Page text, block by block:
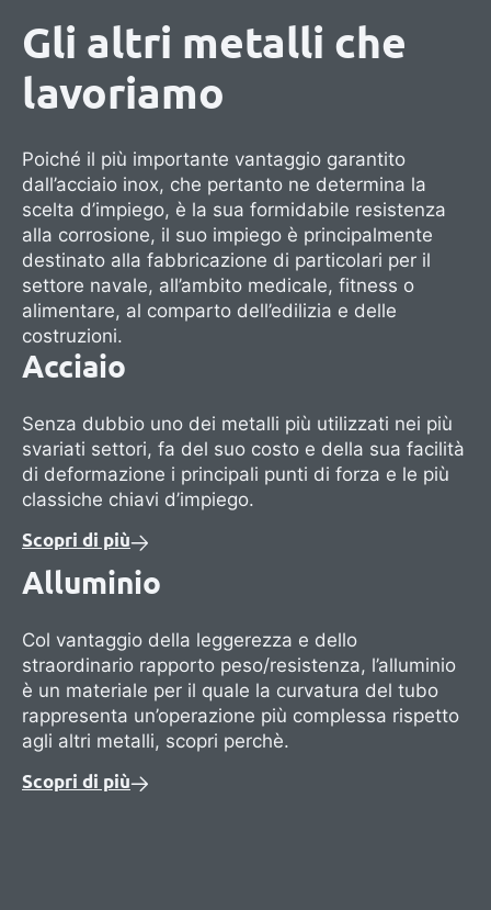
Gli altri metalli che
lavoriamo
Poiché il più importante vantaggio garantito
dall’acciaio inox, che pertanto ne determina la
scelta d’impiego, è la sua formidabile resistenza
alla corrosione, il suo impiego è principalmente
destinato alla fabbricazione di particolari per il
settore navale, all’ambito medicale, fitness o
alimentare, al comparto dell’edilizia e delle
costruzioni.
Acciaio
Senza dubbio uno dei metalli più utilizzati nei più
svariati settori, fa del suo costo e della sua facilità
di deformazione i principali punti di forza e le più
classiche chiavi d’impiego.
Scopri di più
Alluminio
Col vantaggio della leggerezza e dello
straordinario rapporto peso/resistenza, l’alluminio
è un materiale per il quale la curvatura del tubo
rappresenta un’operazione più complessa rispetto
agli altri metalli, scopri perchè.
Scopri di più